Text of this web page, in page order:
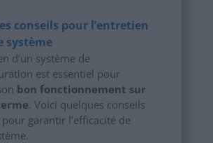
conseils pour l’entretien
système
d’un système de
est essentiel pour
bon fonctionnement sur
. Voici quelques conseils
garantir l’efficacité de